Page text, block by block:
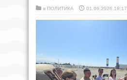
в ПОЛИТИКА 01.06.2026 18:17